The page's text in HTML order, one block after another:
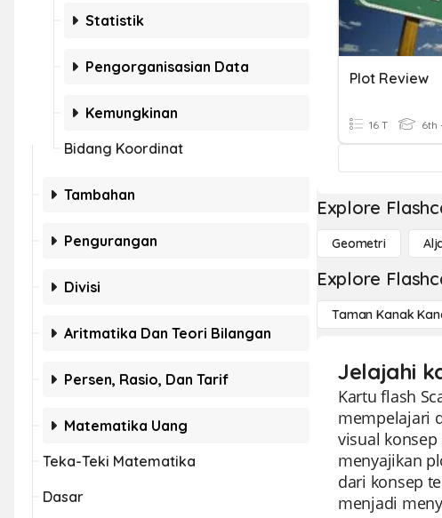
Statistik
Pengorganisasian Data
Kemungkinan
Bidang Koordinat
Tambahan
Pengurangan
Divisi
Aritmatika Dan Teori Bilangan
Persen, Rasio, Dan Tarif
Matematika Uang
Teka-Teki Matematika
Dasar
Plot Review
16 T 6th
Explore
Geometri
Explore
Taman Kanak
Jelajahi
Kartu flash
mempelajari
visual
menyajikan
dari konsep
menjadi